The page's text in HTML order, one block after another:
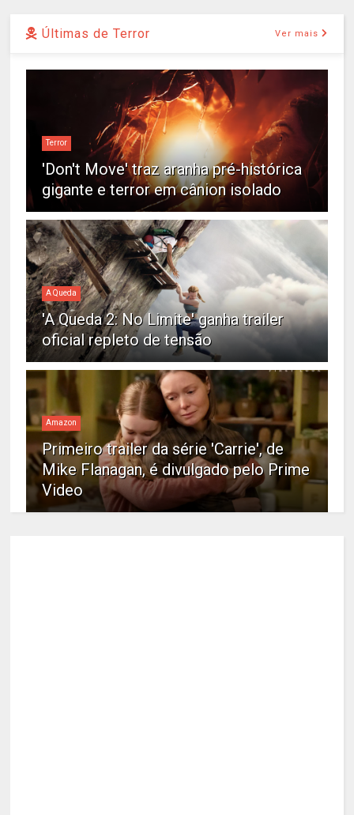
Últimas de Terror Ver mais
Terror
'Don't Move' traz aranha pré-histórica
gigante e terror em cânion isolado
A Queda
'A Queda 2: No Limite' ganha trailer
oficial repleto de tensão
Amazon
Primeiro trailer da série 'Carrie', de
Mike Flanagan, é divulgado pelo Prime
Video